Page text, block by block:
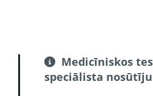

Medicīniskos
speciālista